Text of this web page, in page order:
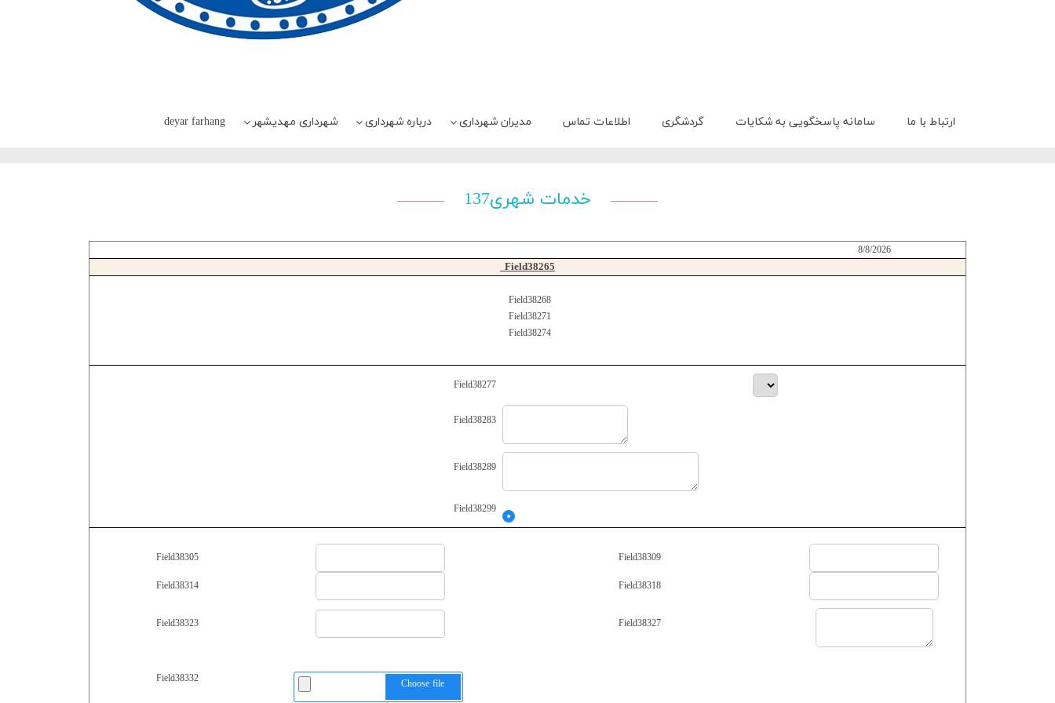
deyar farhang شهرداری مهدیشهر درباره شهرداری مدیران شهرداری اطلاعات تماس گردشگری سامانه پاسخگویی به شکایات ارتباط با ما
خدمات شهری137
8/8/2026
Field38265
Field38268
Field38271
Field38274
Field38277
Field38283
Field38289
Field38299
Field38305 Field38309
Field38314 Field38318
Field38323 Field38327
Field38332